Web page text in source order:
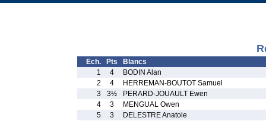
Ech. Pts
Blancs
1
4
BODIN Alan
2
4
HERREMAN-BOUTOT Samuel
3
3½
PERARD-JOUAULT Ewen
4
3
MENGUAL Owen
5
3
DELESTRE Anatole